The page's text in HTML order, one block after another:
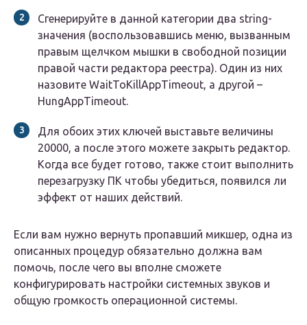
Сгенерируйте в данной категории два string-
значения (воспользовавшись меню, вызванным
правым щелчком мышки в свободной позиции
правой части редактора реестра). Один из них
назовите WaitToKillAppTimeout, а другой –
HungAppTimeout.
Для обоих этих ключей выставьте величины
20000, а после этого можете закрыть редактор.
Когда все будет готово, также стоит выполнить
перезагрузку ПК чтобы убедиться, появился ли
эффект от наших действий.
Если вам нужно вернуть пропавший микшер, одна из
описанных процедур обязательно должна вам
помочь, после чего вы вполне сможете
конфигурировать настройки системных звуков и
общую громкость операционной системы.